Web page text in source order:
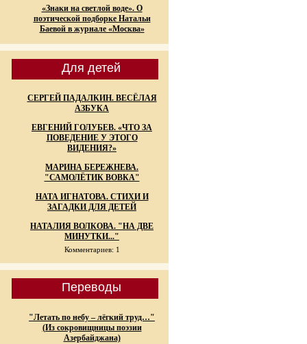
«Знаки на светлой воде». О
поэтической подборке Натальи
Баевой в журнале «Москва»
Для детей
СЕРГЕЙ ПАДАЛКИН. ВЕСЁЛАЯ
АЗБУКА
ЕВГЕНИЙ ГОЛУБЕВ. «ЧТО ЗА
ПОВЕДЕНИЕ У ЭТОГО
ВИДЕНИЯ?»
МАРИНА БЕРЕЖНЕВА.
"САМОЛЁТИК ВОВКА"
НАТА ИГНАТОВА. СТИХИ И
ЗАГАДКИ ДЛЯ ДЕТЕЙ
НАТАЛИЯ ВОЛКОВА. "НА ДВЕ
МИНУТКИ..."
Комментариев: 1
Переводы
"Летать по небу – лёгкий труд…"
(Из сокровищницы поэзии
Азербайджана)